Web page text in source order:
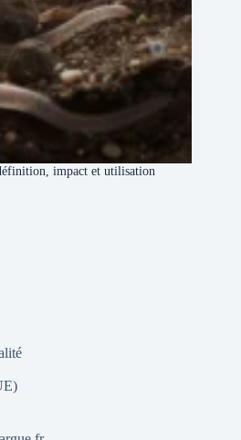
impact et utilisation